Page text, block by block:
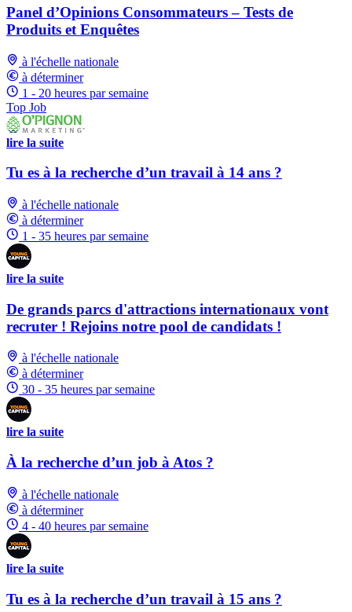
Panel d’Opinions Consommateurs – Tests de
Produits et Enquêtes
à l'échelle nationale
à déterminer
1 - 20 heures par semaine
Top Job
lire la suite
Tu es à la recherche d’un travail à 14 ans ?
à l'échelle nationale
à déterminer
1 - 35 heures par semaine
lire la suite
De grands parcs d'attractions internationaux vont
recruter ! Rejoins notre pool de candidats !
à l'échelle nationale
à déterminer
30 - 35 heures par semaine
lire la suite
À la recherche d’un job à Atos ?
à l'échelle nationale
à déterminer
4 - 40 heures par semaine
lire la suite
Tu es à la recherche d’un travail à 15 ans ?